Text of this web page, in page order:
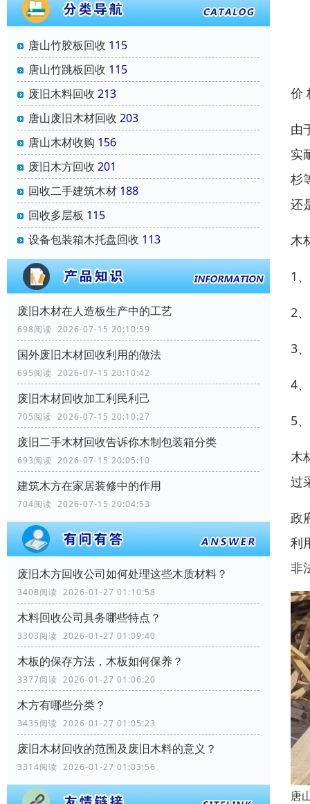
唐山竹胶板回收 115
唐山竹跳板回收 115
废旧木料回收 213
唐山废旧木材回收 203
唐山木材收购 156
废旧木方回收 201
回收二手建筑木材 188
回收多层板 115
设备包装箱木托盘回收 113
废旧木材在人造板生产中的工艺
698阅读 2026-07-15 20:10:59
国外废旧木材回收利用的做法
695阅读 2026-07-15 20:10:42
废旧木材回收加工利民利己
705阅读 2026-07-15 20:10:27
废旧二手木材回收告诉你木制包装箱分类
693阅读 2026-07-15 20:05:10
建筑木方在家居装修中的作用
704阅读 2026-07-15 20:04:53
废旧木方回收公司如何处理这些木质材料？
3408阅读 2026-01-27 01:10:58
木料回收公司具务哪些特点？
3303阅读 2026-01-27 01:09:40
木板的保存方法，木板如何保养？
3377阅读 2026-01-27 01:06:20
木方有哪些分类？
3435阅读 2026-01-27 01:05:23
废旧木材回收的范围及废旧木料的意义？
3314阅读 2026-01-27 01:03:56
价
由
实
杉
还
木
1
2
3
4
5
木
过
政
利
非
唐